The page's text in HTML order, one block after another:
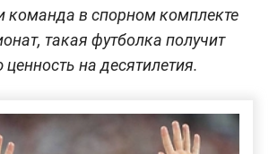
команда в спорном комплекте
такая футболка получит
на десятилетия.